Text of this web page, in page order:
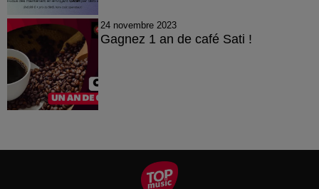
24 novembre 2023
Gagnez 1 an de café Sati !